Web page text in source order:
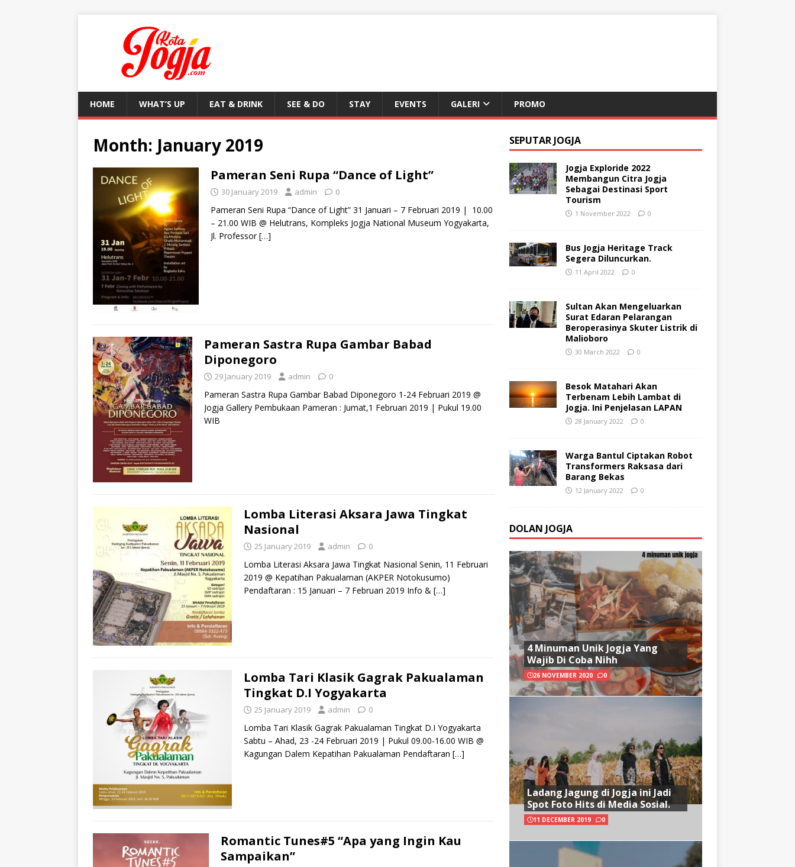
HOME WHAT’S UP EAT & DRINK SEE & DO STAY EVENTS GALERI PROMO
Month: January 2019
Pameran Seni Rupa “Dance of Light”
30 January 2019 admin 0
Pameran Seni Rupa “Dance of Light” 31 Januari – 7 Februari 2019 | 10.00
– 21.00 WIB @ Helutrans, Kompleks Jogja National Museum Yogyakarta,
Jl. Professor[…]
Pameran Sastra Rupa Gambar Babad
Diponegoro
29 January 2019 admin 0
Pameran Sastra Rupa Gambar Babad Diponegoro 1-24 Februari 2019 @
Jogja Gallery Pembukaan Pameran : Jumat,1 Februari 2019 | Pukul 19.00
WIB
Lomba Literasi Aksara Jawa Tingkat
Nasional
25 January 2019 admin 0
Lomba Literasi Aksara Jawa Tingkat Nasional Senin, 11 Februari
2019 @ Kepatihan Pakualaman (AKPER Notokusumo)
Pendaftaran : 15 Januari – 7 Februari 2019 Info & […]
Lomba Tari Klasik Gagrak Pakualaman
Tingkat D.I Yogyakarta
25 January 2019 admin 0
Lomba Tari Klasik Gagrak Pakualaman Tingkat D.I Yogyakarta
Sabtu – Ahad, 23 -24 Februari 2019 | Pukul 09.00-16.00 WIB @
Kagungan Dalem Kepatihan Pakualaman Pendaftaran […]
Romantic Tunes#5 “Apa yang Ingin Kau
Sampaikan”
SEPUTAR JOGJA
Jogja Exploride 2022
Membangun Citra Jogja
Sebagai Destinasi Sport
Tourism
1 November 2022 0
Bus Jogja Heritage Track
Segera Diluncurkan.
11 April 2022 0
Sultan Akan Mengeluarkan
Surat Edaran Pelarangan
Beroperasinya Skuter Listrik di
Malioboro
30 March 2022 0
Besok Matahari Akan
Terbenam Lebih Lambat di
Jogja. Ini Penjelasan LAPAN
28 January 2022 0
Warga Bantul Ciptakan Robot
Transformers Raksasa dari
Barang Bekas
12 January 2022 0
DOLAN JOGJA
4 Minuman Unik Jogja Yang
Wajib Di Coba Nihh
26 NOVEMBER 2020 0
Ladang Jagung di Jogja ini Jadi
Spot Foto Hits di Media Sosial.
11 DECEMBER 2019 0